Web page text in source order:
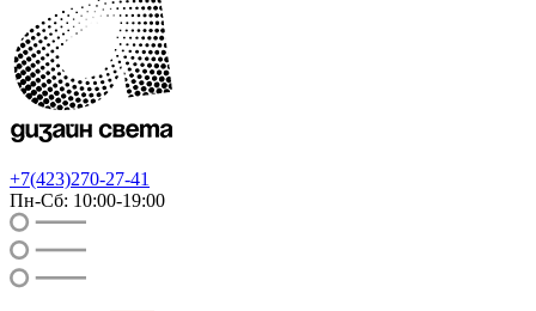
+7(423)270-27-41
Пн-Сб: 10:00-19:00